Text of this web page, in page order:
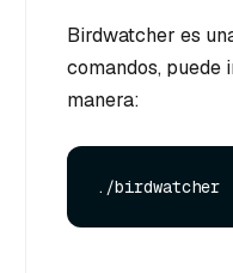
Birdwatcher es
comandos, puede
manera: